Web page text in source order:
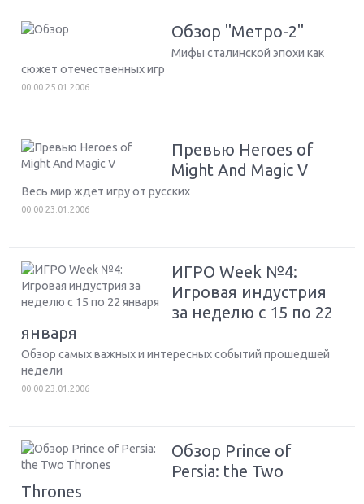
Обзор "Метро-2"
Мифы сталинской эпохи как
сюжет отечественных игр
00:00 25.01.2006
Превью Heroes of
Might And Magic V
Весь мир ждет игру от русских
00:00 23.01.2006
ИГРО Week №4:
Игровая индустрия
за неделю с 15 по 22
января
Обзор самых важных и интересных событий прошедшей
недели
00:00 23.01.2006
Обзор Prince of
Persia: the Two
Thrones